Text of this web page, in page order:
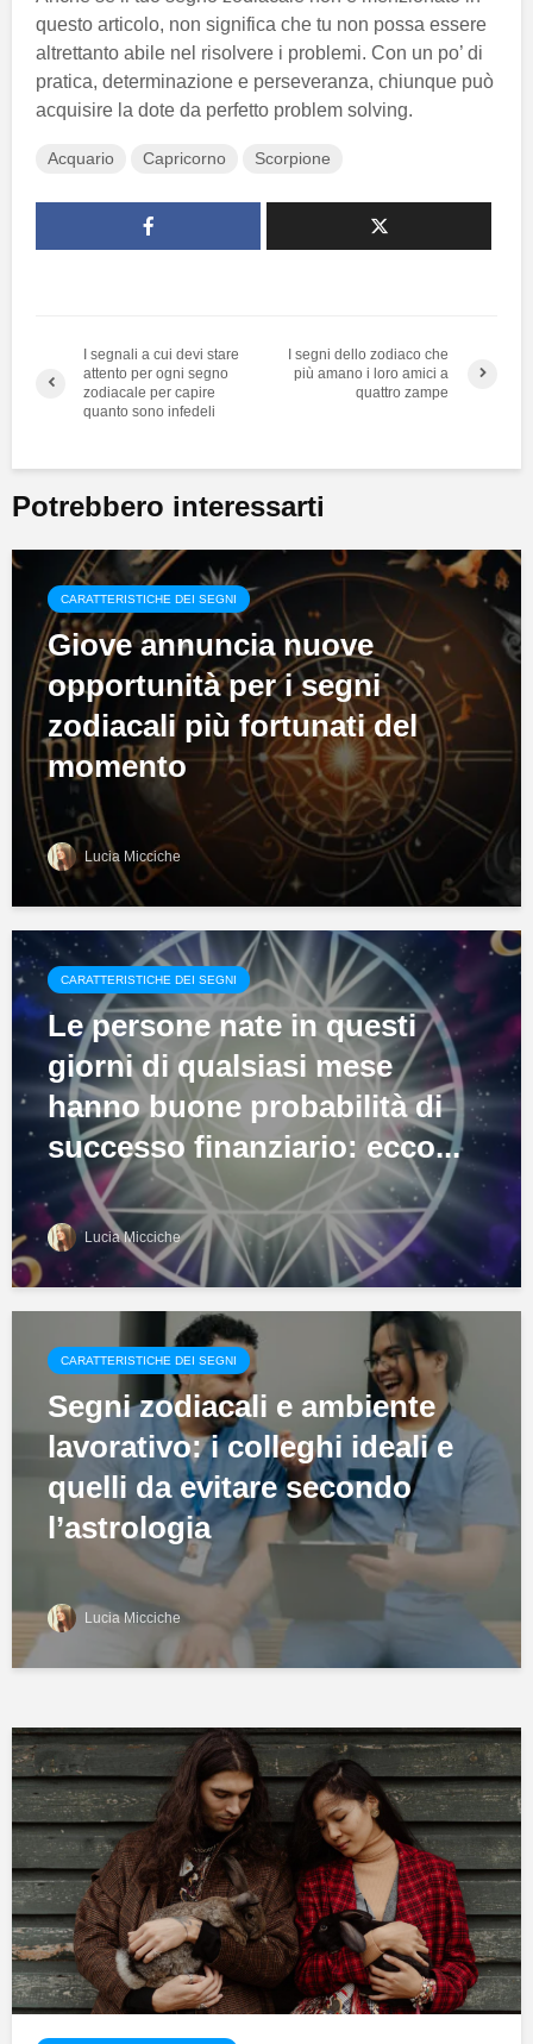
questo articolo, non significa che tu non possa essere
altrettanto abile nel risolvere i problemi. Con un po’ di
pratica, determinazione e perseveranza, chiunque può
acquisire la dote da perfetto problem solving.
Acquario Capricorno Scorpione
I segnali a cui devi stare
attento per ogni segno
zodiacale per capire
quanto sono infedeli
I segni dello zodiaco che
più amano i loro amici a
quattro zampe
Potrebbero interessarti
CARATTERISTICHE DEI SEGNI
Giove annuncia nuove
opportunità per i segni
zodiacali più fortunati del
momento
Lucia Micciche
CARATTERISTICHE DEI SEGNI
Le persone nate in questi
giorni di qualsiasi mese
hanno buone probabilità di
successo finanziario: ecco...
Lucia Micciche
CARATTERISTICHE DEI SEGNI
Segni zodiacali e ambiente
lavorativo: i colleghi ideali e
quelli da evitare secondo
l’astrologia
Lucia Micciche